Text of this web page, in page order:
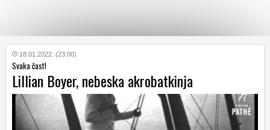
KATEGORIJE
HRVATSKI
WEB
18.01.2022. (23:00)
Svaka čast!
Lillian Boyer, nebeska akrobatkinja